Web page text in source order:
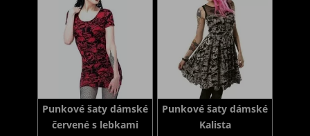
Punkové šaty dámské
červené s lebkami
Punkové šaty dámské
Kalista